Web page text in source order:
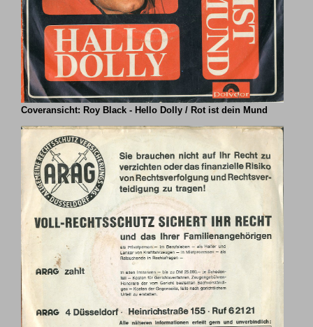
Coveransicht: Roy Black - Hello Dolly / Rot ist dein Mund